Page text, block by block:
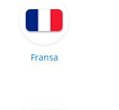
Fransa